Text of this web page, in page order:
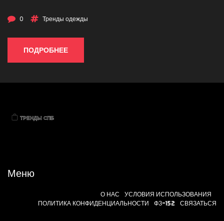
0 Тренды одежды
ПОДРОБНЕЕ
Меню
О НАС
УСЛОВИЯ ИСПОЛЬЗОВАНИЯ
ПОЛИТИКА КОНФИДЕНЦИАЛЬНОСТИ
ФЗ-152 СВЯЗАТЬСЯ